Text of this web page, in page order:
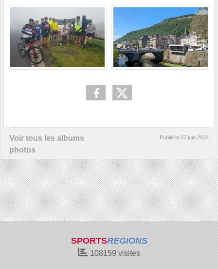
Voir tous les albums
photos
Publié le 07 juin 2024
SPORTSREGIONS
108159 visites